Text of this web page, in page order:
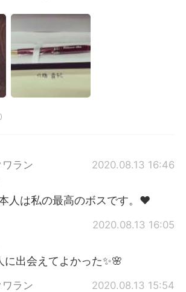
Español
Français
日本語
Türkçe
ラン
2020.08.13 16:46
人は私の最高のボスです。❤
2020.08.13 16:05
に出会えてよかった✨🌸
ラン 2020.08.13 15:54